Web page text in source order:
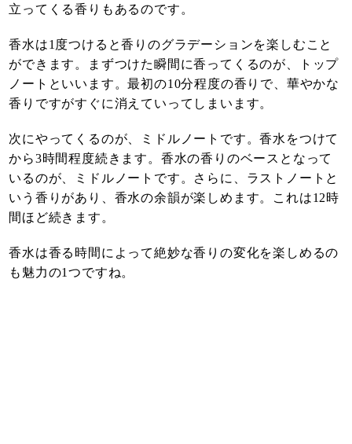
立ってくる香りもあるのです。
香水は1度つけると香りのグラデーションを楽しむこと
ができます。まずつけた瞬間に香ってくるのが、トップ
ノートといいます。最初の10分程度の香りで、華やかな
香りですがすぐに消えていってしまいます。
次にやってくるのが、ミドルノートです。香水をつけて
から3時間程度続きます。香水の香りのベースとなって
いるのが、ミドルノートです。さらに、ラストノートと
いう香りがあり、香水の余韻が楽しめます。これは12時
間ほど続きます。
香水は香る時間によって絶妙な香りの変化を楽しめるの
も魅力の1つですね。